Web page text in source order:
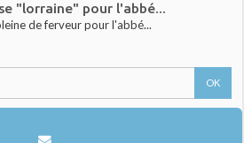
"lorraine" pour l'abbé...
de ferveur pour l'abbé...